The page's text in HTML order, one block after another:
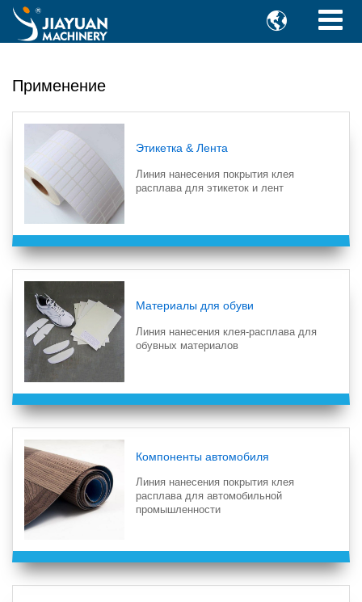

Применение
Этикетка & Лента
Линия нанесения покрытия клея
расплава для этикеток и лент
Материалы для обуви
Линия нанесения клея-расплава для
обувных материалов
Компоненты автомобиля
Линия нанесения покрытия клея
расплава для автомобильной
промышленности